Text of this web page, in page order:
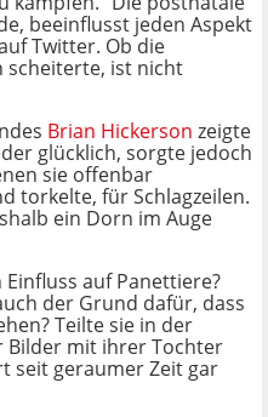
beeinflusst jeden Aspekt
Twitter. Ob die
scheiterte, ist nicht
Brian Hickerson zeigte
glücklich, sorgte jedoch
sie offenbar
torkelte, für Schlagzeilen.
ein Dorn im Auge
auf Panettiere?
der Grund dafür, dass
Teilte sie in der
Bilder mit ihrer Tochter
seit geraumer Zeit gar